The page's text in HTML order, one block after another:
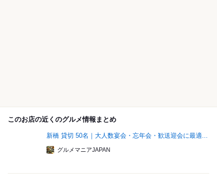
このお店の近くのグルメ情報まとめ
新橋 貸切 50名｜大人数宴会・忘年会・歓送迎会に最適...
グルメマニアJAPAN